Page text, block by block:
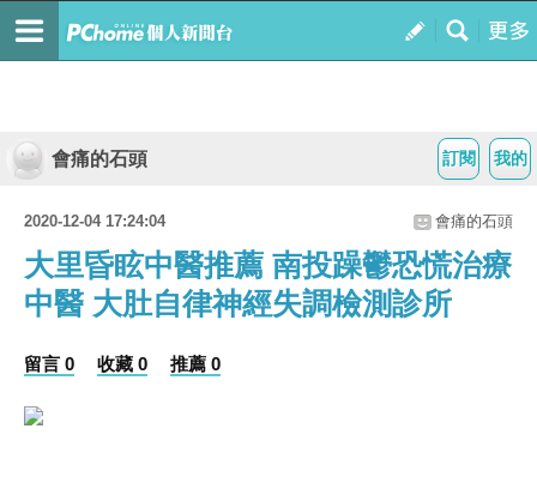
我的
訂閱
會痛的石頭
2020-12-04 17:24:04 會痛的石頭
大里昏眩中醫推薦 南投躁鬱恐慌治療
中醫 大肚自律神經失調檢測診所
留言 0 收藏 0 推薦 0